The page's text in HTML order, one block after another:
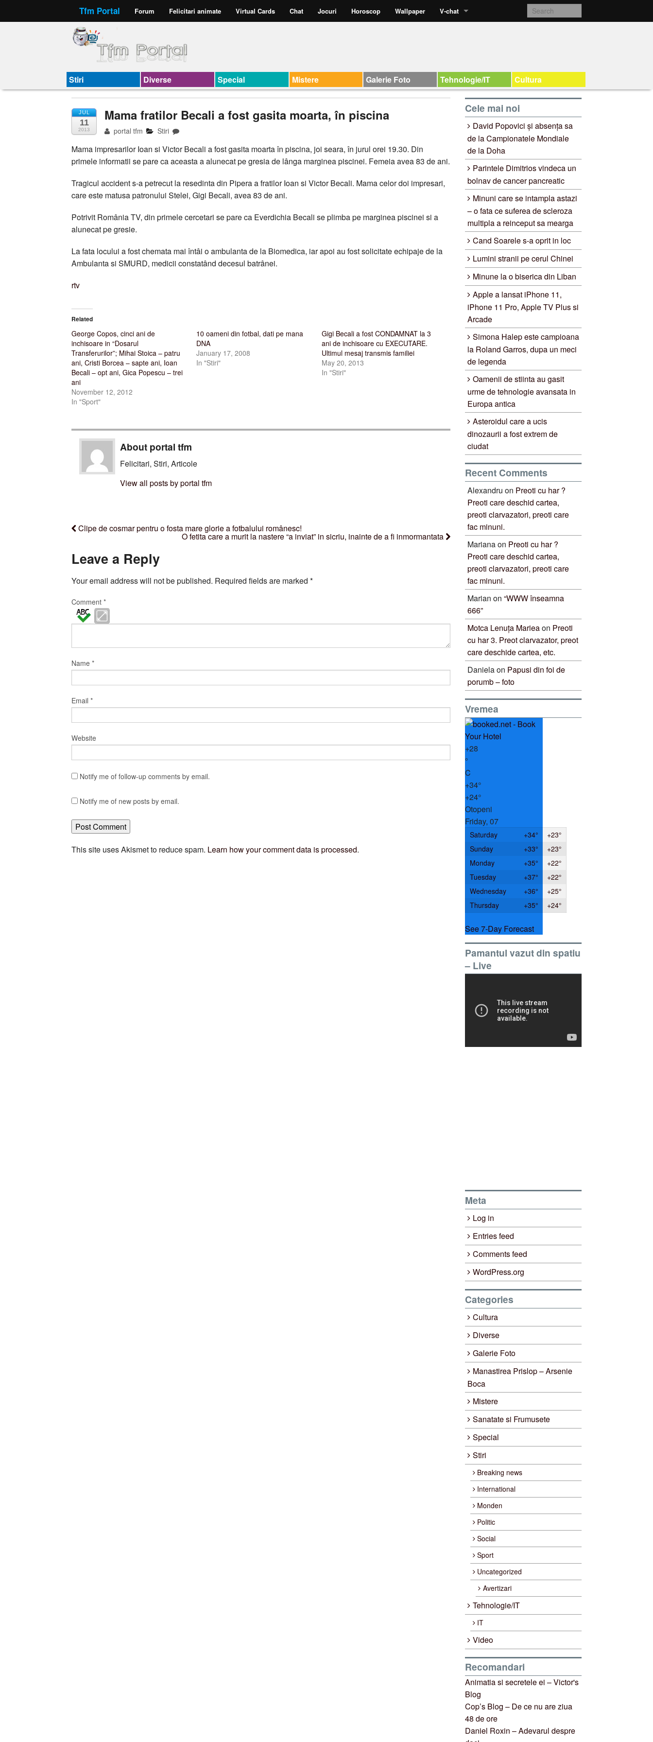
Tfm Portal Forum Felicitari animate Virtual Cards Chat Jocuri Horoscop Wallpaper V-chat
Stiri Diverse Special Mistere Galerie Foto Tehnologie/IT Cultura
JUL
11
2013
Mama fratilor Becali a fost gasita moarta, în piscina
portal tfm Stiri
Mama impresarilor Ioan si Victor Becali a fost gasita moarta în piscina, joi seara, în jurul orei 19.30. Din
primele informatii se pare ca aceasta a alunecat pe gresia de lânga marginea piscinei. Femeia avea 83 de ani.
Tragicul accident s-a petrecut la resedinta din Pipera a fratilor Ioan si Victor Becali. Mama celor doi impresari,
care este matusa patronului Stelei, Gigi Becali, avea 83 de ani.
Potrivit România TV, din primele cercetari se pare ca Everdichia Becali se plimba pe marginea piscinei si a
alunecat pe gresie.
La fata locului a fost chemata mai întâi o ambulanta de la Biomedica, iar apoi au fost solicitate echipaje de la
Ambulanta si SMURD, medicii constatând decesul batrânei.
rtv
Related
George Copos, cinci ani de
inchisoare in “Dosarul
Transferurilor”; Mihai Stoica – patru
ani, Cristi Borcea – sapte ani, Ioan
Becali – opt ani, Gica Popescu – trei
ani
November 12, 2012
In "Sport"
10 oameni din fotbal, dati pe mana
DNA
January 17, 2008
In "Stiri"
Gigi Becali a fost CONDAMNAT la 3
ani de inchisoare cu EXECUTARE.
Ultimul mesaj transmis familiei
May 20, 2013
In "Stiri"
About portal tfm
Felicitari, Stiri, Articole
View all posts by portal tfm
Clipe de cosmar pentru o fosta mare glorie a fotbalului românesc!
O fetita care a murit la nastere “a inviat” in sicriu, inainte de a fi inmormantata
Leave a Reply
Your email address will not be published. Required fields are marked *
Comment *
Name *
Email *
Website
Notify me of follow-up comments by email.
Notify me of new posts by email.
This site uses Akismet to reduce spam. Learn how your comment data is processed.
Cele mai noi
David Popovici și absența sa
de la Campionatele Mondiale
de la Doha
Parintele Dimitrios vindeca un
bolnav de cancer pancreatic
Minuni care se intampla astazi
– o fata ce suferea de scleroza
multipla a reinceput sa mearga
Cand Soarele s-a oprit in loc
Lumini stranii pe cerul Chinei
Minune la o biserica din Liban
Apple a lansat iPhone 11,
iPhone 11 Pro, Apple TV Plus si
Arcade
Simona Halep este campioana
la Roland Garros, dupa un meci
de legenda
Oamenii de stiinta au gasit
urme de tehnologie avansata in
Europa antica
Asteroidul care a ucis
dinozaurii a fost extrem de
ciudat
Recent Comments
Alexandru on Preoti cu har ?
Preoti care deschid cartea,
preoti clarvazatori, preoti care
fac minuni.
Marianaon Preoti cu har ?
Preoti care deschid cartea,
preoti clarvazatori, preoti care
fac minuni.
Marian on “WWW înseamna
666”
Motca Lenuța Marieaon Preoti
cu har 3. Preot clarvazator, preot
care deschide cartea, etc.
Danielaon Papusi din foi de
porumb – foto
Vremea
+28
°
C
+34°
+24°
Otopeni
Friday, 07
Saturday +34° +23°
Sunday
+33° +23°
Monday
+35° +22°
Tuesday
+37° +22°
Wednesday
+36° +25°
Thursday
+35° +24°
See 7-Day Forecast
Pamantul vazut din spatiu
– Live
Meta
Log in
Entries feed
Comments feed
WordPress.org
Categories
Cultura
Diverse
Galerie Foto
Manastirea Prislop – Arsenie
Boca
Mistere
Sanatate si Frumusete
Special
Stiri
Breaking news
International
Monden
Politic
Social
Sport
Uncategorized
Avertizari
Tehnologie/IT
IT
Video
Recomandari
Animatia si secretele ei – Victor's
Blog
Cop’s Blog – De ce nu are ziua
48 de ore
Daniel Roxin – Adevarul despre